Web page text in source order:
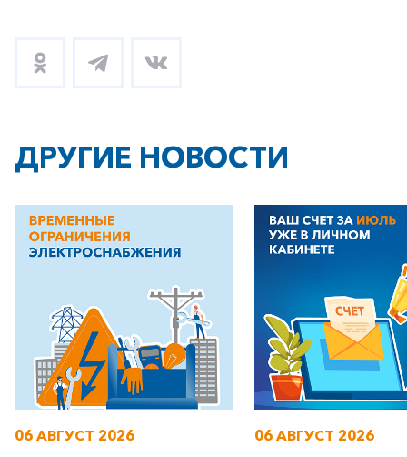
ДРУГИЕ НОВОСТИ
06 АВГУСТ 2026 06 АВГУСТ 2026